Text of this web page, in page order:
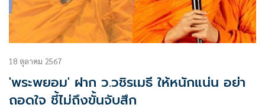
18 ตุลาคม 2567
'พระพยอม' ฝาก ว.วชิรเมธี ให้หนักแน่น อย่า
ถอดใจ ชี้ไม่ถึงขั้นจับสึก